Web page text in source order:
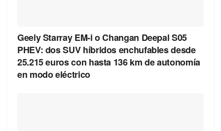
Geely Starray EM-i o Changan Deepal S05
PHEV: dos SUV híbridos enchufables desde
25.215 euros con hasta 136 km de autonomía
en modo eléctrico